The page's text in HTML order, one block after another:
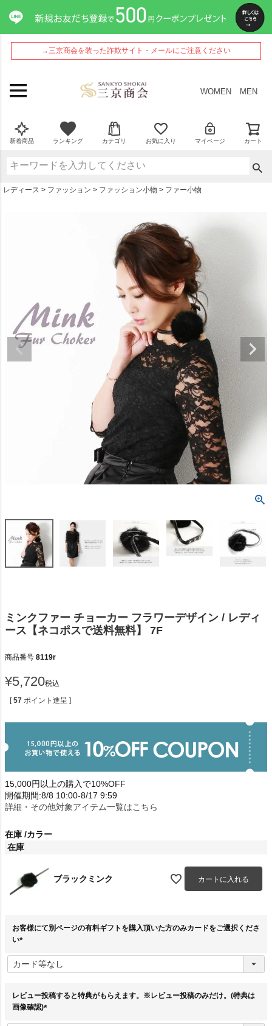
→三京商会を装った詐欺サイト・メールにご注意ください
WOMEN MEN
新着商品 ランキング カテゴリ お気に入り マイページ カート
レディース ファッション ファッション小物 ファー小物
ミンクファー チョーカー フラワーデザイン / レディ
ース【ネコポスで送料無料】 7F
商品番号 8119r
¥5,720税込
[ 57 ポイント進呈 ]
15,000円以上の購入で10%OFF
開催期間:8/8 10:00-8/17 9:59
詳細・その他対象アイテム一覧はこちら
在庫 カラー
在庫
ブラックミンク カートに入れる
お客様にて別ページの有料ギフトを購入頂いた方のみカードをご選択くださ
い
必
須
レビュー投稿すると特典がもらえます。※レビュー投稿のみだけ。(特典は
画像確認)
ペー
ジト
ップ
へ